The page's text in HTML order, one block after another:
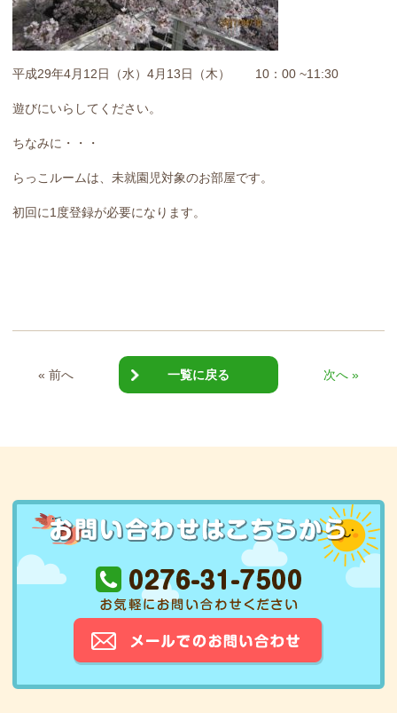
平成29年4月12日（水）4月13日（木） 10：00 ~11:30
遊びにいらしてください。
ちなみに・・・
らっこルームは、未就園児対象のお部屋です。
初回に1度登録が必要になります。
« 前へ 一覧に戻る 次へ »